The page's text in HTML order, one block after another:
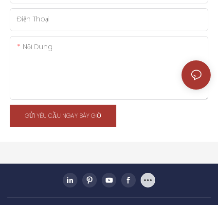
Điện Thoại
Nội Dung
GỬI YÊU CẦU NGAY BÂY GIỜ